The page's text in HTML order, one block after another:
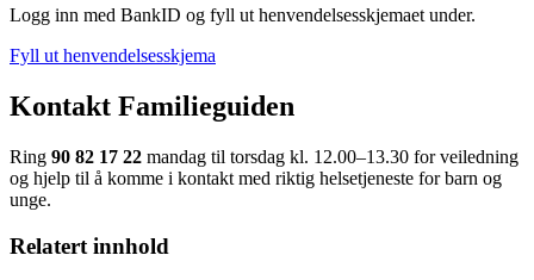
Logg inn med BankID og fyll ut henvendelsesskjemaet under.
Fyll ut henvendelsesskjema
Kontakt Familieguiden
Ring 90 82 17 22 mandag til torsdag kl. 12.00–13.30 for veiledning
og hjelp til å komme i kontakt med riktig helsetjeneste for barn og
unge.
Relatert innhold